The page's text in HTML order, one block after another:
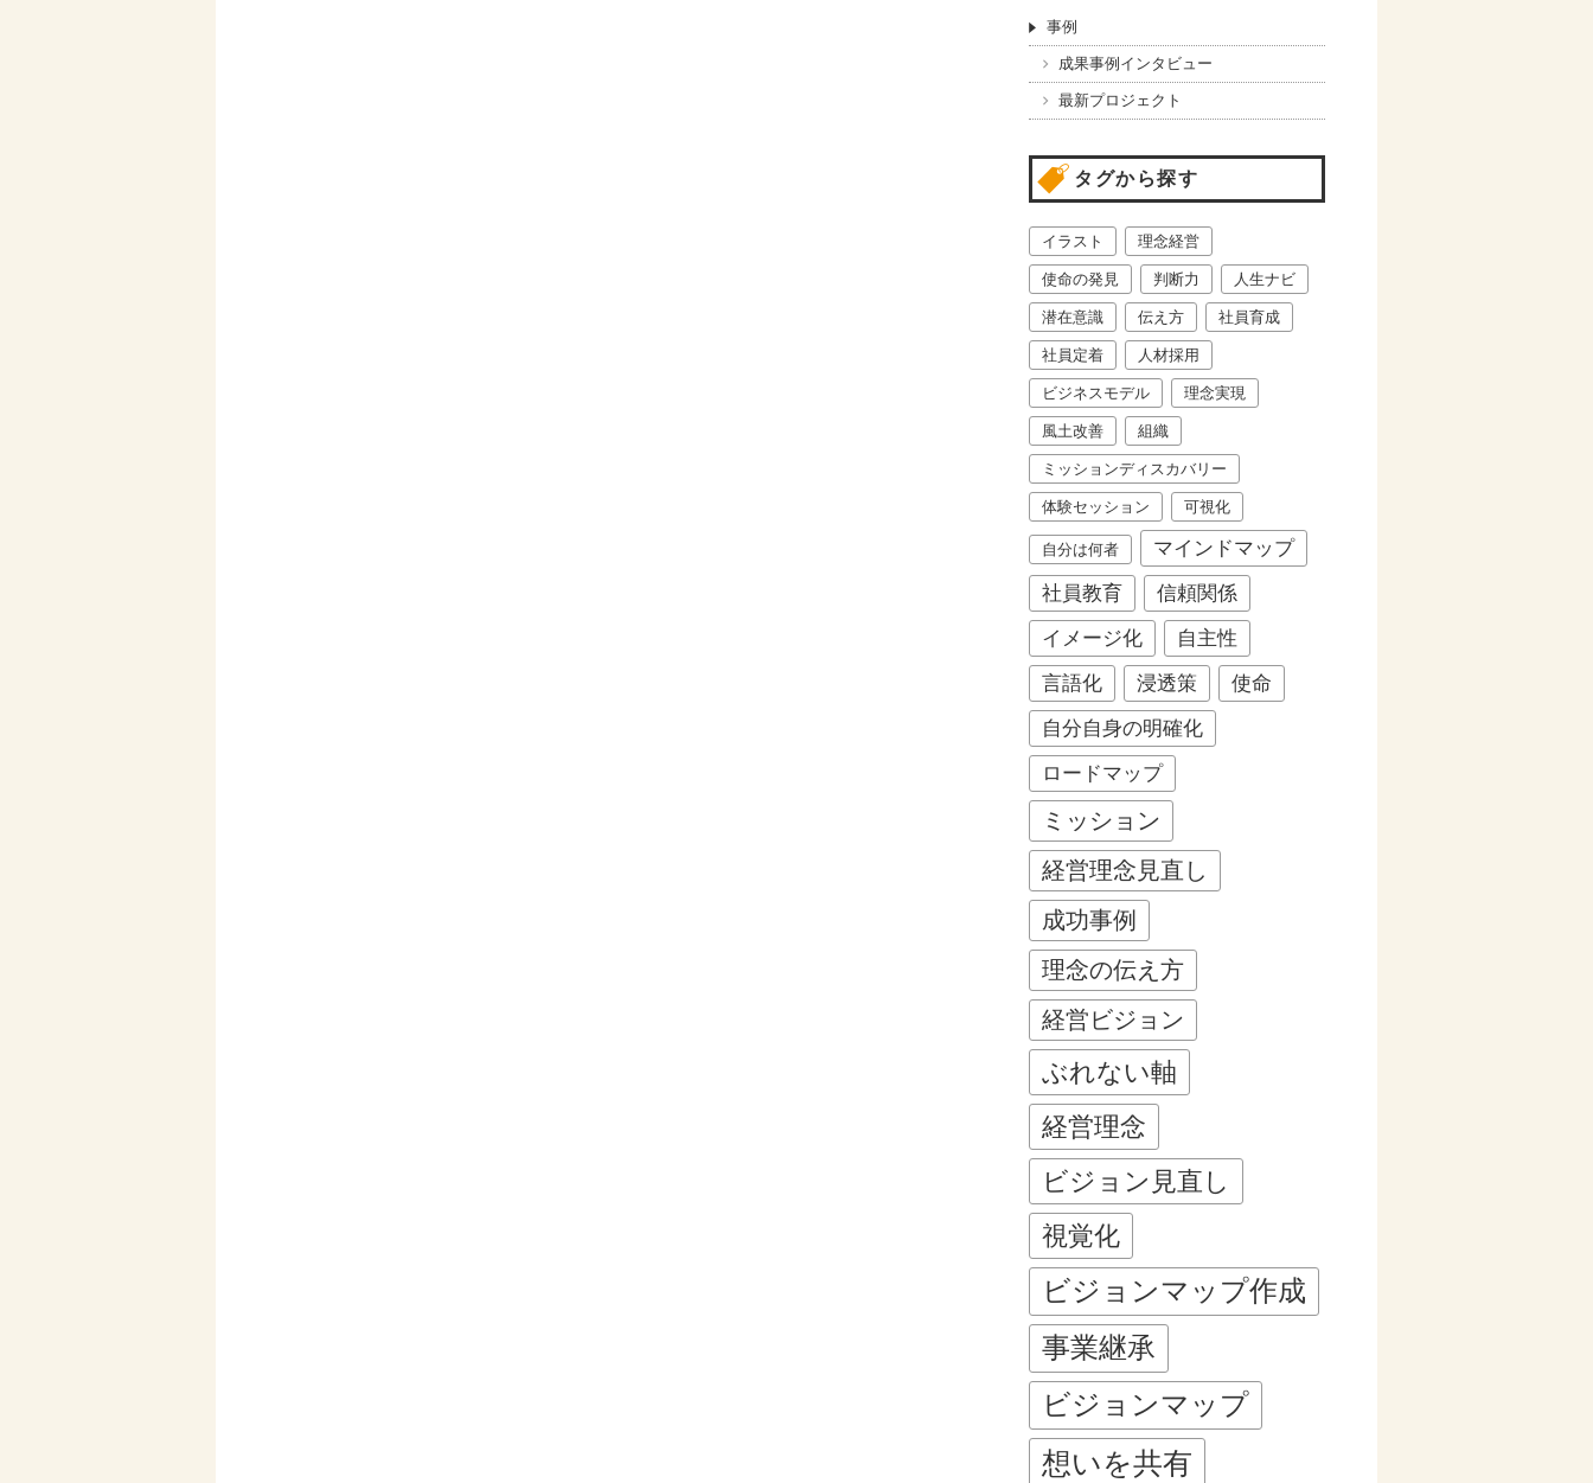
事例
成果事例インタビュー
最新プロジェクト
タグから探す
イラスト 理念経営
使命の発見 判断力 人生ナビ
潜在意識 伝え方 社員育成
社員定着 人材採用
ビジネスモデル 理念実現
風土改善 組織
ミッションディスカバリー
体験セッション 可視化
自分は何者
マインドマップ
社員教育
信頼関係
イメージ化
自主性
言語化
浸透策
使命
自分自身の明確化
ロードマップ
ミッション
経営理念見直し
成功事例
理念の伝え方
経営ビジョン
ぶれない軸
経営理念
ビジョン見直し
視覚化
ビジョンマップ作成
事業継承
ビジョンマップ
想いを共有